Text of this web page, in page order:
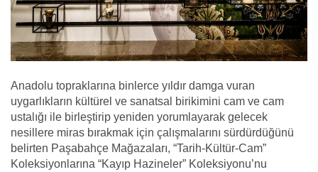
Anadolu topraklarına binlerce yıldır damga vuran
uygarlıkların kültürel ve sanatsal birikimini cam ve cam
ustalığı ile birleştirip yeniden yorumlayarak gelecek
nesillere miras bırakmak için çalışmalarını sürdürdüğünü
belirten Paşabahçe Mağazaları, “Tarih-Kültür-Cam”
Koleksiyonlarına “Kayıp Hazineler” Koleksiyonu’nu